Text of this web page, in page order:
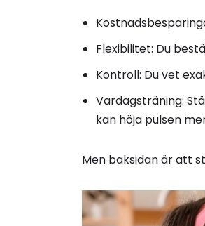
Flexibilitet: Du
Kontroll: Du vet
Vardagsträning:
kan höja pulsen
Men baksidan är att